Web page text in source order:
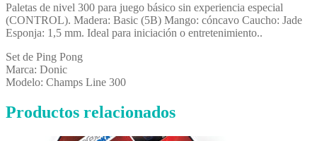
Paletas de nivel 300 para juego básico sin experiencia especial
(CONTROL). Madera: Basic (5B) Mango: cóncavo Caucho: Jade
Esponja: 1,5 mm. Ideal para iniciación o entretenimiento..
Set de Ping Pong
Marca: Donic
Modelo: Champs Line 300
Productos relacionados